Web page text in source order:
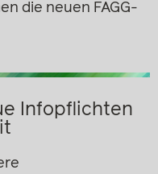
die neuen FAGG-
Infopflichten